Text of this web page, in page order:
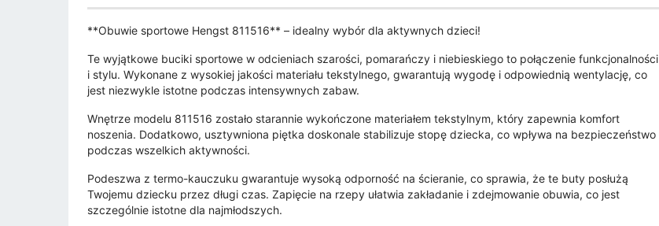
**Obuwie sportowe Hengst 811516** – idealny wybór dla aktywnych dzieci!
Te wyjątkowe buciki sportowe w odcieniach szarości, pomarańczy i niebieskiego to połączenie funkcjonalności
i stylu. Wykonane z wysokiej jakości materiału tekstylnego, gwarantują wygodę i odpowiednią wentylację, co
jest niezwykle istotne podczas intensywnych zabaw.
Wnętrze modelu 811516 zostało starannie wykończone materiałem tekstylnym, który zapewnia komfort
noszenia. Dodatkowo, usztywniona piętka doskonale stabilizuje stopę dziecka, co wpływa na bezpieczeństwo
podczas wszelkich aktywności.
Podeszwa z termo-kauczuku gwarantuje wysoką odporność na ścieranie, co sprawia, że te buty posłużą
Twojemu dziecku przez długi czas. Zapięcie na rzepy ułatwia zakładanie i zdejmowanie obuwia, co jest
szczególnie istotne dla najmłodszych.